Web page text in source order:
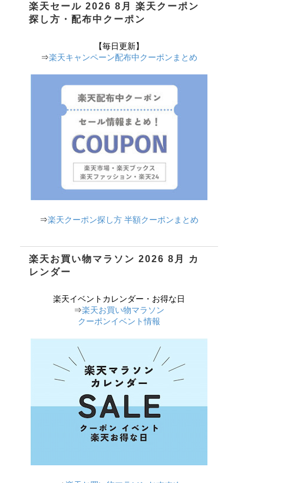
楽天セール 2026 8月 楽天クーポン
探し方・配布中クーポン
【毎日更新】
⇒楽天キャンペーン配布中クーポンまとめ
⇒楽天クーポン探し方 半額クーポンまとめ
楽天お買い物マラソン 2026 8月 カ
レンダー
楽天イベントカレンダー・お得な日
⇒楽天お買い物マラソン
クーポンイベント情報